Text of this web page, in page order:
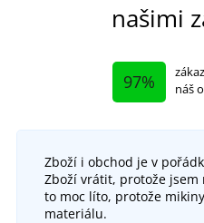
našimi
97%
náš
Zboží i obchod je v
Zboží vrátit, protože jsem
to moc líto, protože
materiálu.